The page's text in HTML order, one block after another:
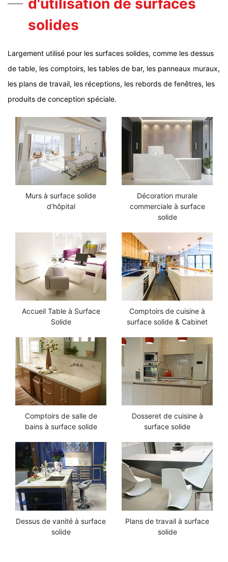
d'utilisation de surfaces
solides
Largement utilisé pour les surfaces solides, comme les dessus
de table, les comptoirs, les tables de bar, les panneaux muraux,
les plans de travail, les réceptions, les rebords de fenêtres, les
produits de conception spéciale.
Murs à surface solide
d'hôpital
Décoration murale
commerciale à surface
solide
Accueil Table à Surface
Solide
Comptoirs de cuisine à
surface solide & Cabinet
Comptoirs de salle de
bains à surface solide
Dosseret de cuisine à
surface solide
Dessus de vanité à surface
solide
Plans de travail à surface
solide